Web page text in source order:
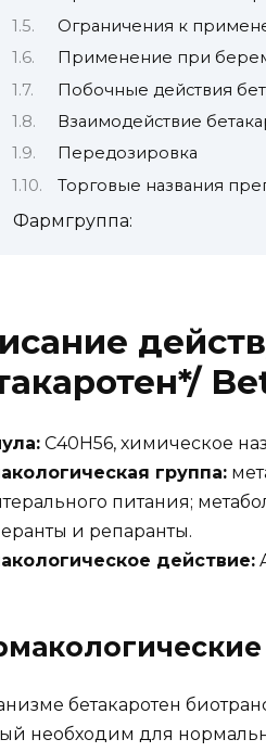
Ограничения к
Применение при
Побочные действия
Взаимодействие
Передозировка
Торговые названия
Фармгруппа:
C40H56, химическое
группа:
питания;
и репаранты.
действие:
бетакаротен
необходим для